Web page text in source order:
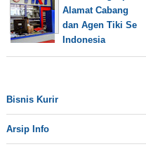
Alamat Cabang
dan Agen Tiki Se
Indonesia
Bisnis Kurir
Arsip Info